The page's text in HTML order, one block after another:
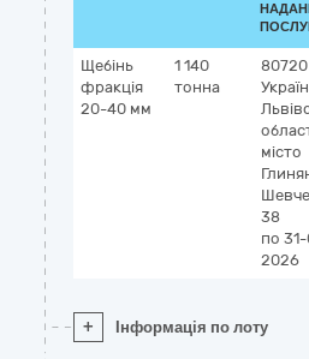
Щебінь
фракція
20-40 мм
1 140
тонна
80720
місто
38
по
2026
+ Інформація по лоту